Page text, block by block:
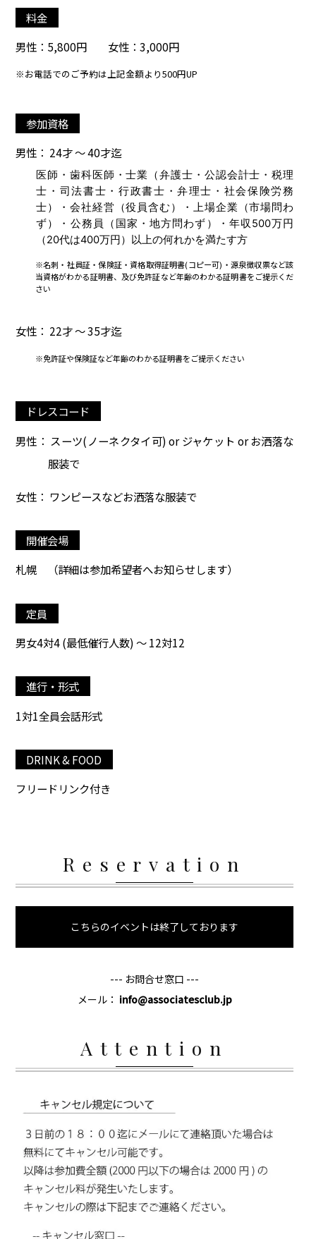
料金
男性：5,800円 女性：3,000円
※お電話でのご予約は上記金額より500円UP
参加資格
男性： 24才 ～ 40才迄
医師・歯科医師・士業（弁護士・公認会計士・税理
士・司法書士・行政書士・弁理士・社会保険労務
士）・会社経営（役員含む）・上場企業（市場問わ
ず）・公務員（国家・地方問わず）・年収500万円
（20代は400万円）以上の何れかを満たす方
※名刺・社員証・保険証・資格取得証明書(コピー可)・源泉徴収票など該
当資格がわかる証明書、及び免許証など年齢のわかる証明書をご提示くだ
さい
女性： 22才 ～ 35才迄
※免許証や保険証など年齢のわかる証明書をご提示ください
ドレスコード
男性： スーツ(ノーネクタイ可) or ジャケット or お洒落な
服装で
女性： ワンピースなどお洒落な服装で
開催会場
札幌
（詳細は参加希望者へお知らせします）
定員
男女4対4 (最低催行人数) ～ 12対12
進行・形式
1対1全員会話形式
DRINK & FOOD
フリードリンク付き
Reservation
こちらのイベントは終了しております
--- お問合せ窓口 ---
メール： info@associatesclub.jp
Attention